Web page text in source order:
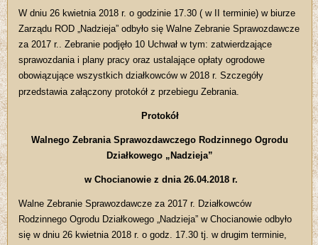
W dniu 26 kwietnia 2018 r. o godzinie 17.30 ( w II terminie) w biurze
Zarządu ROD „Nadzieja” odbyło się Walne Zebranie Sprawozdawcze
za 2017 r.. Zebranie podjęło 10 Uchwał w tym: zatwierdzające
sprawozdania i plany pracy oraz ustalające opłaty ogrodowe
obowiązujące wszystkich działkowców w 2018 r. Szczegóły
przedstawia załączony protokół z przebiegu Zebrania.
Protokół
Walnego Zebrania Sprawozdawczego Rodzinnego Ogrodu
Działkowego „Nadzieja”
w Chocianowie z dnia 26.04.2018 r.
Walne Zebranie Sprawozdawcze za 2017 r. Działkowców
Rodzinnego Ogrodu Działkowego „Nadzieja” w Chocianowie odbyło
się w dniu 26 kwietnia 2018 r. o godz. 17.30 tj. w drugim terminie,